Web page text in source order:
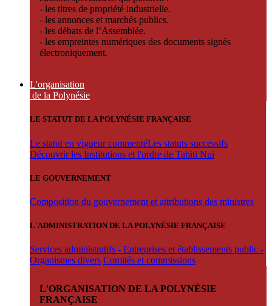
- les titres de propriété industrielle.
- les annonces et marchés publics.
- les débats de l’Assemblée.
- les empreintes numériques des documents signés
électroniquement.
L'organisation
de la Polynésie
LE STATUT DE LA POLYNÉSIE FRANÇAISE
Le statut en vigueur commentéLes statuts successifs
Découvrir les Institutions et l'ordre de Tahiti Nui
LE GOUVERNEMENT
Composition du gouvernement et attributions des ministres
L'ADMINISTRATION DE LA POLYNÉSIE FRANÇAISE
Services administratifs - Entreprises et établissements public -
Organismes divers Comités et commissions
L'ORGANISATION DE LA POLYNÉSIE
FRANÇAISE